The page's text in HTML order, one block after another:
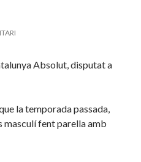
Absolut, disputat a
la temporada passada,
masculí fent parella amb